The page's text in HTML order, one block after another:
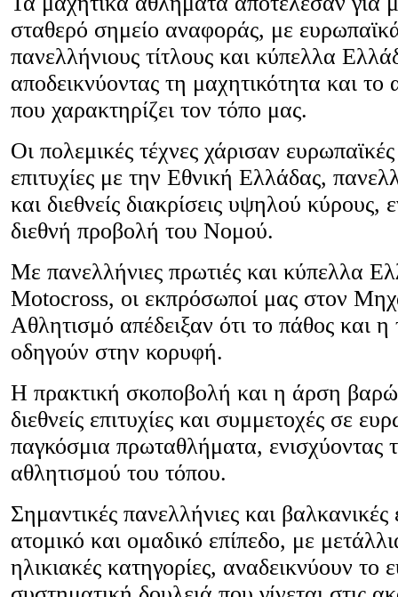
σταθερό σημείο αναφοράς, με
πανελλήνιους τίτλους και κύπελλα
αποδεικνύοντας τη μαχητικότητα και το
που χαρακτηρίζει τον τόπο μας.
Οι πολεμικές τέχνες χάρισαν
επιτυχίες με την Εθνική Ελλάδας,
και διεθνείς διακρίσεις υψηλού κύρους,
διεθνή προβολή του Νομού.
Με πανελλήνιες πρωτιές και κύπελλα
Motocross, οι εκπρόσωποί μας στον
Αθλητισμό απέδειξαν ότι το πάθος και η
οδηγούν στην κορυφή.
Η πρακτική σκοποβολή και η άρση
διεθνείς επιτυχίες και συμμετοχές σε
παγκόσμια πρωταθλήματα, ενισχύοντας
αθλητισμού του τόπου.
Σημαντικές πανελλήνιες και βαλκανικές
ατομικό και ομαδικό επίπεδο, με
ηλικιακές κατηγορίες, αναδεικνύουν το